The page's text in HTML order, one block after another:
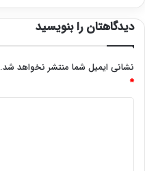
دیدگاهتان را بنویسید
نشانی ایمیل شما منتشر نخواهد شد.
*